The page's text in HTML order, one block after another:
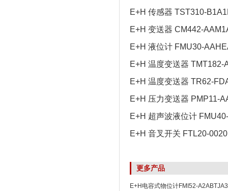
E+H 传感器 TST310-
E+H 变送器 CM442-
E+H 液位计 FMU30-
E+H 温度变送器 TMT182-
E+H 温度变送器 TR62-
E+H 压力变送器 PMP11-
E+H 超声波液位计
E+H 音叉开关 FTL20-0020
更多产品
E+H电容式物位计FMI52-